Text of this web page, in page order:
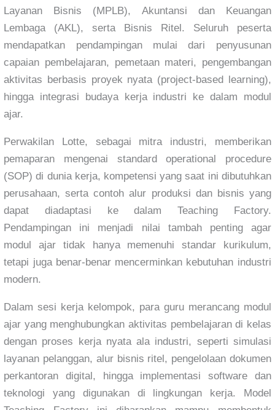
Layanan Bisnis (MPLB), Akuntansi dan Keuangan
Lembaga (AKL), serta Bisnis Ritel. Seluruh peserta
mendapatkan pendampingan mulai dari penyusunan
capaian pembelajaran, pemetaan materi, pengembangan
aktivitas berbasis proyek nyata (project-based learning),
hingga integrasi budaya kerja industri ke dalam modul
ajar.
Perwakilan Lotte, sebagai mitra industri, memberikan
pemaparan mengenai standard operational procedure
(SOP) di dunia kerja, kompetensi yang saat ini dibutuhkan
perusahaan, serta contoh alur produksi dan bisnis yang
dapat diadaptasi ke dalam Teaching Factory.
Pendampingan ini menjadi nilai tambah penting agar
modul ajar tidak hanya memenuhi standar kurikulum,
tetapi juga benar-benar mencerminkan kebutuhan industri
modern.
Dalam sesi kerja kelompok, para guru merancang modul
ajar yang menghubungkan aktivitas pembelajaran di kelas
dengan proses kerja nyata ala industri, seperti simulasi
layanan pelanggan, alur bisnis ritel, pengelolaan dokumen
perkantoran digital, hingga implementasi software dan
teknologi yang digunakan di lingkungan kerja. Model